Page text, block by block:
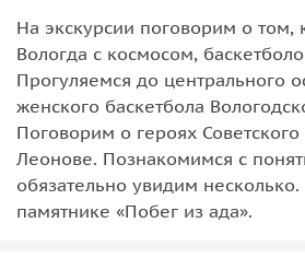
На экскурсии поговорим о том,
Вологда с космосом,
Прогуляемся до центрального
женского баскетбола
Поговорим о героях
Леонове. Познакомимся с
обязательно увидим несколько.
памятнике «Побег из ада».